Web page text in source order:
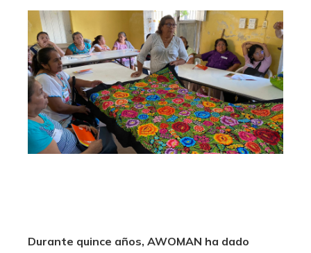
Durante quince años, AWOMAN ha dado